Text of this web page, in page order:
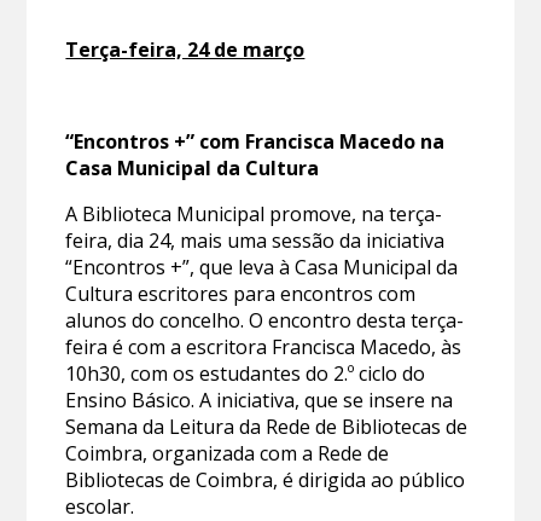
Terça-feira, 24 de março
“Encontros +” com Francisca Macedo na
Casa Municipal da Cultura
A Biblioteca Municipal promove, na terça-
feira, dia 24, mais uma sessão da iniciativa
“Encontros +”, que leva à Casa Municipal da
Cultura escritores para encontros com
alunos do concelho. O encontro desta terça-
feira é com a escritora Francisca Macedo, às
10h30, com os estudantes do 2.º ciclo do
Ensino Básico. A iniciativa, que se insere na
Semana da Leitura da Rede de Bibliotecas de
Coimbra, organizada com a Rede de
Bibliotecas de Coimbra, é dirigida ao público
escolar.